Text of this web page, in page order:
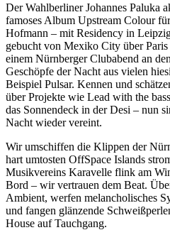
Der Wahlberliner Johannes Paluka
famoses Album Upstream Colour
Hofmann – mit Residency in
gebucht von Mexiko City über
einem Nürnberger Clubabend an
Geschöpfe der Nacht aus vielen
Beispiel Pulsar. Kennen und
über Projekte wie Lead with the
das Sonnendeck in der Desi – nun
Nacht wieder vereint.
Wir umschiffen die Klippen der
hart umtosten OffSpace Islands
Musikvereins Karavelle flink am
Bord – wir vertrauen dem Beat.
Ambient, werfen melancholisches
und fangen glänzende
House auf Tauchgang.